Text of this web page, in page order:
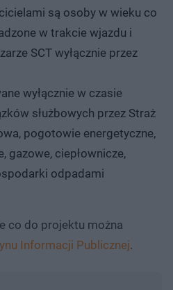
są osoby w wieku co
w trakcie wjazdu i
SCT wyłącznie przez
wyłącznie w czasie
służbowych przez Straż
pogotowie energetyczne,
gazowe, ciepłownicze,
odpadami
co do projektu można
Informacji Publicznej.